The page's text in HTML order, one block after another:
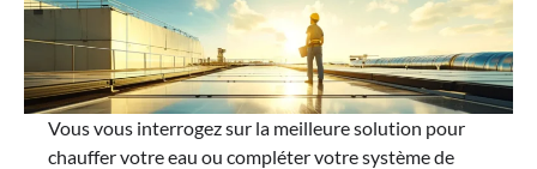
Vous vous interrogez sur la meilleure solution pour
chauffer votre eau ou compléter votre système de